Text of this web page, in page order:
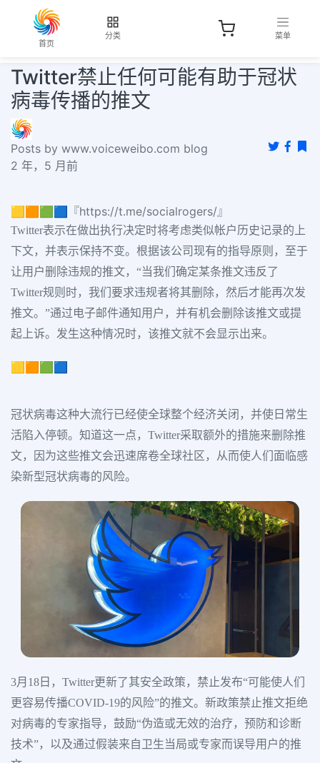
首页
分类 菜单
Twitter禁止任何可能有助于冠状
病毒传播的推文
Posts by www.voiceweibo.com blog
2 年，5 月前
🟨🟧🟩🟦『https://t.me/socialrogers/』
Twitter表示在做出执行决定时将考虑类似帐户历史记录的上
下文，并表示保持不变。根据该公司现有的指导原则，至于
让用户删除违规的推文，“当我们确定某条推文违反了
Twitter规则时，我们要求违规者将其删除，然后才能再次发
推文。”通过电子邮件通知用户，并有机会删除该推文或提
起上诉。发生这种情况时，该推文就不会显示出来。
🟨🟧🟩🟦
冠状病毒这种大流行已经使全球整个经济关闭，并使日常生
活陷入停顿。知道这一点，Twitter采取额外的措施来删除推
文，因为这些推文会迅速席卷全球社区，从而使人们面临感
染新型冠状病毒的风险。
3月18日，Twitter更新了其安全政策，禁止发布“可能使人们
更容易传播COVID-19的风险”的推文。新政策禁止推文拒绝
对病毒的专家指导，鼓励“伪造或无效的治疗，预防和诊断
技术”，以及通过假装来自卫生当局或专家而误导用户的推